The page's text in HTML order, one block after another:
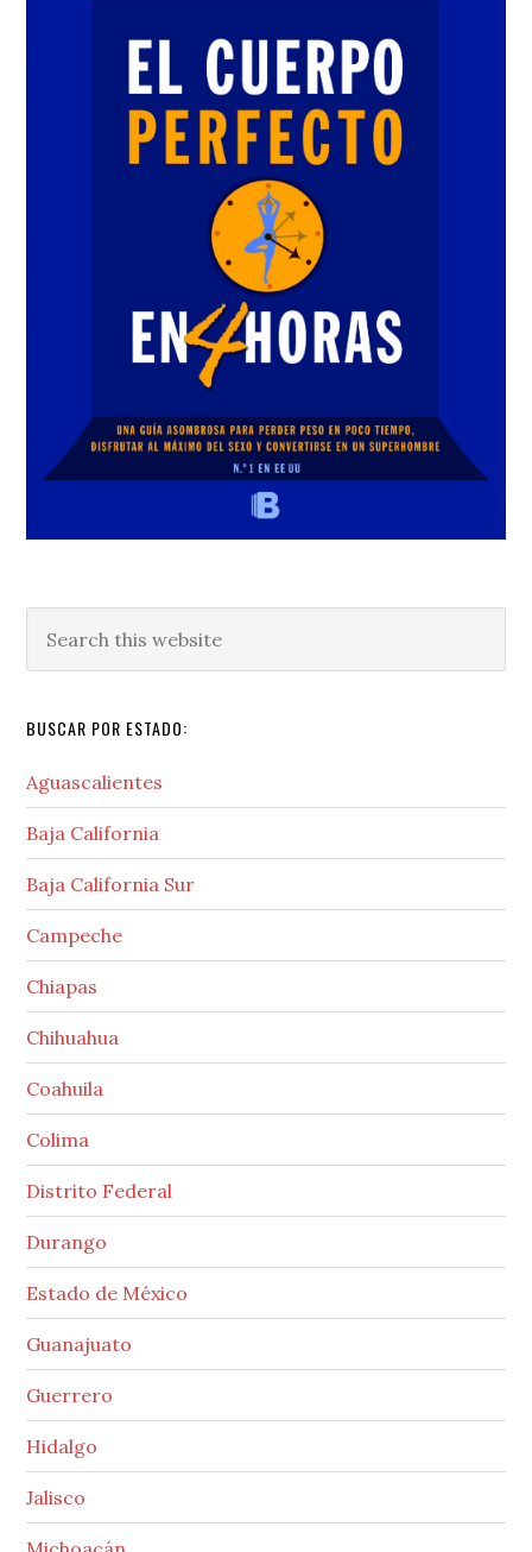
this
BUSCAR POR ESTADO:
Aguascalientes
Baja California
Baja California Sur
Campeche
Chiapas
Chihuahua
Coahuila
Colima
Distrito Federal
Durango
Estado de México
Guanajuato
Guerrero
Hidalgo
Jalisco